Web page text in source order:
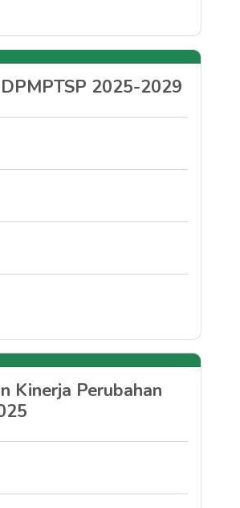
2025-2029
Kinerja Perubahan